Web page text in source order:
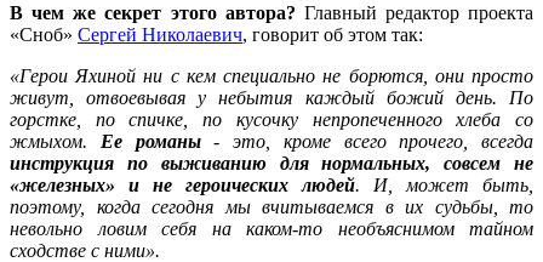
В чем же секрет этого автора? Главный редактор проекта
«Сноб» Сергей Николаевич, говорит об этом так:
«Герои Яхиной ни с кем специально не борются, они просто
живут, отвоевывая у небытия каждый божий день. По
горстке, по спичке, по кусочку непропеченного хлеба со
жмыхом. Ее романы- это, кроме всего прочего, всегда
инструкция по выживанию для нормальных, совсем не
«железных» и не героических людей. И, может быть,
поэтому, когда сегодня мы вчитываемся в их судьбы, то
невольно ловим себя на каком-то необъяснимом тайном
сходстве с ними».